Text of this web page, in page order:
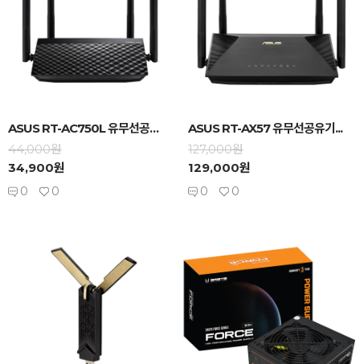
ASUS RT-AC750L 유무선공유기...
44,000원
34,900원
0
0
ASUS RT-AX57 유무선공유기...
127,000원
129,000원
0
0